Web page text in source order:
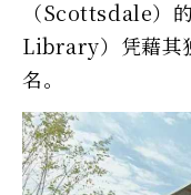
（Scottsdale）
Library）凭藉其
名。